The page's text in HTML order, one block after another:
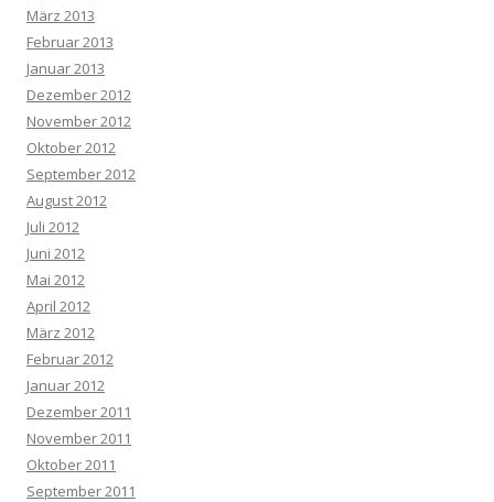
März 2013
Februar 2013
Januar 2013
Dezember 2012
November 2012
Oktober 2012
September 2012
August 2012
Juli 2012
Juni 2012
Mai 2012
April 2012
März 2012
Februar 2012
Januar 2012
Dezember 2011
November 2011
Oktober 2011
September 2011